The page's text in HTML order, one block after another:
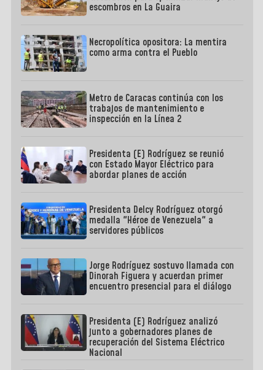
escombros en La Guaira
Necropolítica opositora: La mentira
como arma contra el Pueblo
Metro de Caracas continúa con los
trabajos de mantenimiento e
inspección en la Línea 2
Presidenta (E) Rodríguez se reunió
con Estado Mayor Eléctrico para
abordar planes de acción
Presidenta Delcy Rodríguez otorgó
medalla "Héroe de Venezuela" a
servidores públicos
Jorge Rodríguez sostuvo llamada con
Dinorah Figuera y acuerdan primer
encuentro presencial para el diálogo
Presidenta (E) Rodríguez analizó
junto a gobernadores planes de
recuperación del Sistema Eléctrico
Nacional